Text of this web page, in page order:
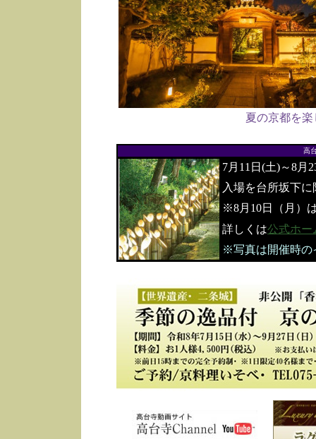
夏の京都を
高
7月11日(土)～8月
入場を台所坂下
※8月10日（月）
詳しくは公式ホー
※写真は開催時の